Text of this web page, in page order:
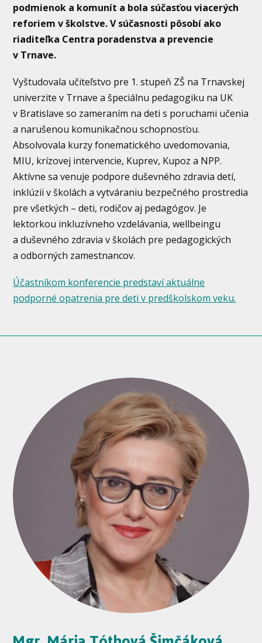
podmienok a komunít a bola súčasťou viacerých
reforiem v školstve. V súčasnosti pôsobí ako
riaditeľka Centra poradenstva a prevencie
v Trnave.
Vyštudovala učiteľstvo pre 1. stupeň ZŠ na Trnavskej
univerzite v Trnave a špeciálnu pedagogiku na UK
v Bratislave so zameraním na deti s poruchami učenia
a narušenou komunikačnou schopnosťou.
Absolvovala kurzy fonematického uvedomovania,
MIU, krízovej intervencie, Kuprev, Kupoz a NPP.
Aktívne sa venuje podpore duševného zdravia detí,
inklúzii v školách a vytváraniu bezpečného prostredia
pre všetkých – deti, rodičov aj pedagógov. Je
lektorkou inkluzívneho vzdelávania, wellbeingu
a duševného zdravia v školách pre pedagogických
a odborných zamestnancov.
Účastníkom konferencie predstaví aktuálne
podporné opatrenia pre deti v predškolskom veku.